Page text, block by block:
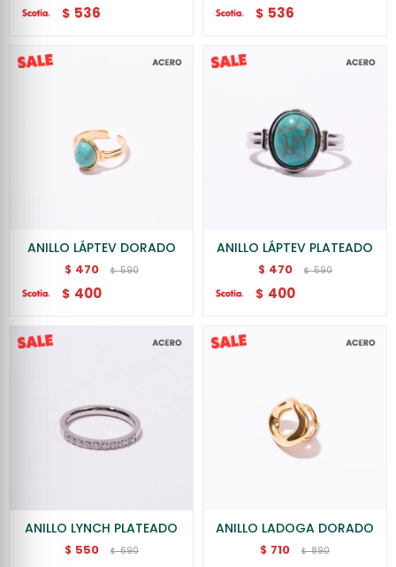
$ 536 $ 536
ANILLO LÁPTEV DORADO
$ 470 $ 590
$ 400
ANILLO LÁPTEV PLATEADO
$ 470 $ 590
$ 400
ANILLO LYNCH PLATEADO
$ 550 $ 690
ANILLO LADOGA DORADO
$ 710 $ 890